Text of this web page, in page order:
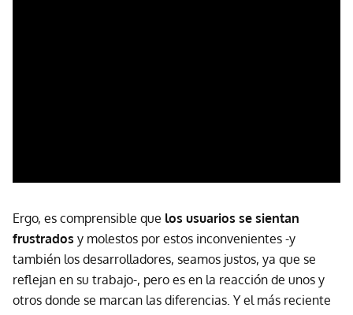
Ergo, es comprensible que los usuarios se sientan
frustrados y molestos por estos inconvenientes -y
también los desarrolladores, seamos justos, ya que se
reflejan en su trabajo-, pero es en la reacción de unos y
otros donde se marcan las diferencias. Y el más reciente